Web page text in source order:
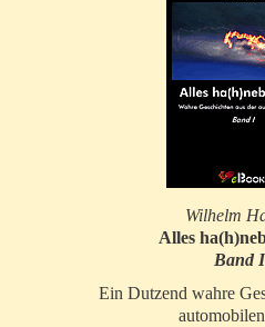
Wilhelm
Alles
Band I
Ein Dutzend wahre